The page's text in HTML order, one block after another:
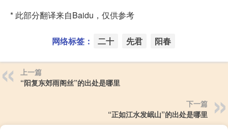
* 此部分翻译来自Baidu，仅供参考
网络标签： 二十 先君 阳春
上一篇
“阳复东郊雨阁丝”的出处是哪里
下一篇
“正如江水发岷山”的出处是哪里